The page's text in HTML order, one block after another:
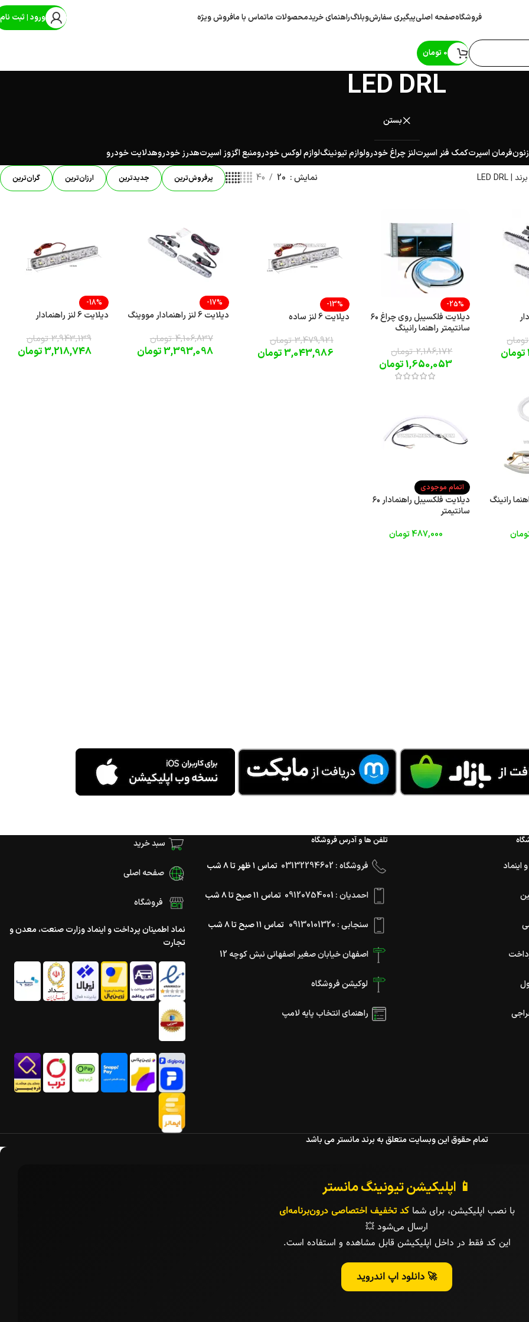
فروشگاهصفحه اصلیپیگیری سفارشوبلاگراهنمای خریدمحصولات ماتماس با مافروش ویژه ورود | ثبت نام
0 تومان
LED DRL
بستن
زنونفرمان اسپرتکمک فنر اسپرتلنز چراغ خودرولوازم تیونینگلوازم لوکس خودرومنبع اگزوز اسپرتهدرز خودروهدلایت خودرو
|
LED DRL نمایش 20
40 پرفروش‌ترین جدیدترین ارزان‌ترین گران‌ترین
تومان
تومان
-25%
ديلايت فلکسيبل روی چراغ ۶۰
سانتیمتر راهنما رانینگ
2,186,172 تومان
1,650,053تومان
-13%
دیلایت 6 لنز ساده
3,479,921 تومان
3,043,986تومان
-17%
دیلایت 6 لنز راهنمادار مووینگ
4,106,837 تومان
3,393,098تومان
-18%
دیلایت 6 لنز راهنمادار
3,943,139 تومان
3,218,748تومان
رانینگ
اتمام موجودی
ديلايت فلکسيبل راهنمادار ۶۰
سانتیمتر
487,000تومان
اینماد
تلفن ها و آدرس فروشگاه
فروشگاه : 03132294602 تماس ۱ ظهر تا ۸ شب
احمدیان : 09120754001 تماس ۱۱ صبح تا ۸ شب
سنجابی : 09130101320 تماس ۱۱ صبح تا ۸ شب
اصفهان خیابان صغیر اصفهانی نبش کوچه 12
لوکیشن فروشگاه
راهنمای انتخاب پایه لامپ
سبد خرید
صفحه اصلی
فروشگاه
نماد اطمینان پرداخت و اینماد وزارت صنعت، معدن و
تجارت
تمام حقوق این وبسایت متعلق به برند مانستر می باشد
📱 اپلیکیشن تیونینگ مانستر
با نصب اپلیکیشن، برای شماکد تخفیف اختصاصی درون‌برنامه‌ای
ارسال می‌شود 💥
این کد فقط در داخل اپلیکیشن قابل مشاهده و استفاده است.
🚀 دانلود اپ اندروید